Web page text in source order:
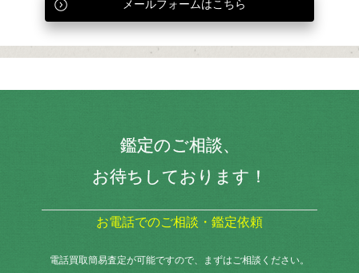
メールフォームはこちら
鑑定のご相談、
お待ちしております！
お電話でのご相談・鑑定依頼
電話買取簡易査定が可能ですので、まずはご相談ください。